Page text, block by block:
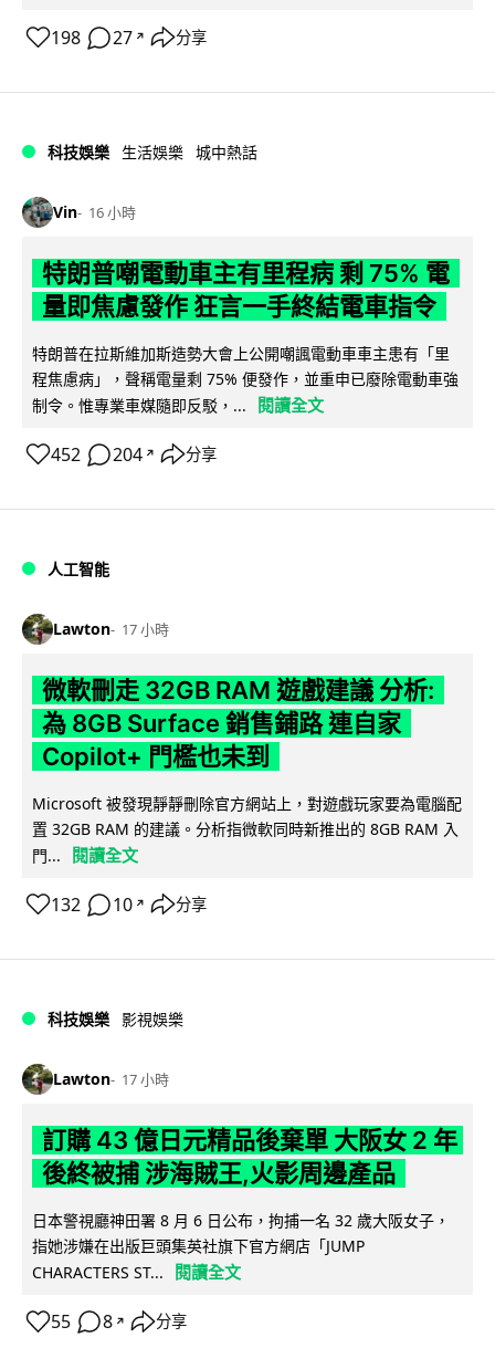
198 27 ↗ 分享
科技娛樂 生活娛樂 城中熱話
Vin 16 小時
特朗普嘲電動車主有里程病 剩 75% 電
量即焦慮發作 狂言一手終結電車指令
特朗普在拉斯維加斯造勢大會上公開嘲諷電動車車主患有「里
程焦慮病」，聲稱電量剩 75% 便發作，並重申已廢除電動車強
制令。惟專業車媒隨即反駁，...
閱讀全文
452 204 ↗ 分享
人工智能
Lawton 17 小時
微軟刪走 32GB RAM 遊戲建議 分析:
為 8GB Surface 銷售鋪路 連自家
Copilot+ 門檻也未到
Microsoft 被發現靜靜刪除官方網站上，對遊戲玩家要為電腦配
置 32GB RAM 的建議。分析指微軟同時新推出的 8GB RAM 入
門...
閱讀全文
132 10 ↗ 分享
科技娛樂 影視娛樂
Lawton 17 小時
訂購 43 億日元精品後棄單 大阪女 2 年
後終被捕 涉海賊王,火影周邊產品
日本警視廳神田署 8 月 6 日公布，拘捕一名 32 歲大阪女子，
指她涉嫌在出版巨頭集英社旗下官方網店「JUMP
CHARACTERS ST...
閱讀全文
55 8 ↗ 分享